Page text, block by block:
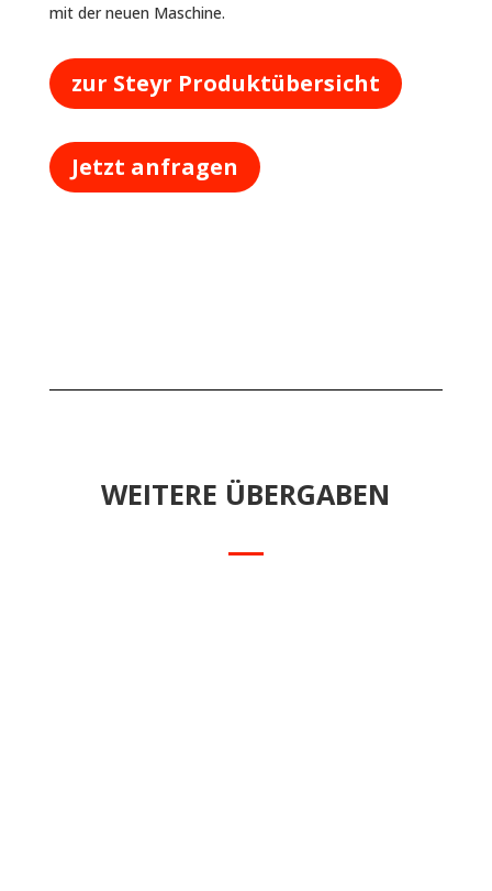
mit der neuen Maschine.
zur Steyr Produktübersicht
Jetzt anfragen
WEITERE ÜBERGABEN